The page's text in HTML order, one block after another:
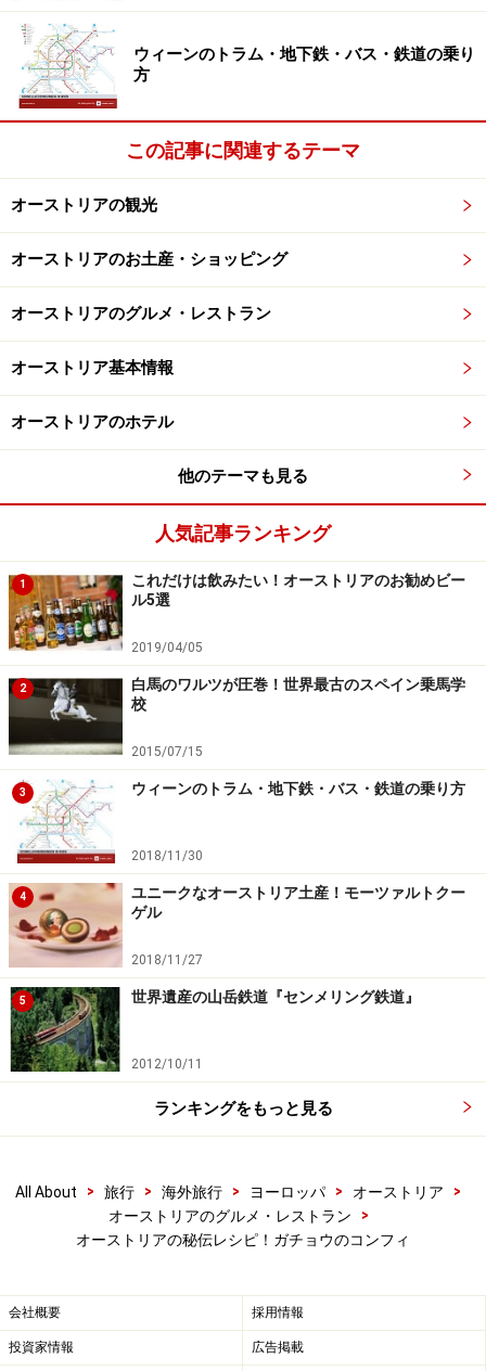
このディッシュは七面鳥やカモ肉でも代用できるので、
クリスマスの時期にぜひ試して頂きたいレシピの一つで
す。仕込みに一晩、調理時間が8時間と、長丁場に感じ
られるものの、要は味付けをしてオーブンに入れるだけ
しです！
トラン
※記事内容は執筆時点のものです。最新の内容をご確認くださ
い。
※海外を訪れる際には最新情報の入手に努め、「外務省 海外安全
ホームページ」を確認するなど、安全確保に十分注意を払ってく
ださい。
1/2 次のページへ
ウィーンのトラム・地下鉄・バス・鉄道の乗り
方
この記事に関連するテーマ
オーストリアの観光
オーストリアのお土産・ショッピング
オーストリアのグルメ・レストラン
オーストリア基本情報
オーストリアのホテル
他のテーマも見る
人気記事ランキング
1
これだけは飲みたい！オーストリアのお勧めビー
ル5選
2019/04/05
2
白馬のワルツが圧巻！世界最古のスペイン乗馬学
校
2015/07/15
3 ウィーンのトラム・地下鉄・バス・鉄道の乗り方
2018/11/30
4
ユニークなオーストリア土産！モーツァルトクー
ゲル
2018/11/27
5 世界遺産の山岳鉄道『センメリング鉄道』
2012/10/11
ランキングをもっと見る
All About > 旅行 > 海外旅行 > ヨーロッパ > オーストリア
>
オーストリアのグルメ・レストラン
>
オーストリアの秘伝レシピ！ガチョウのコンフィ
会社概要 採用情報
投資家情報 広告掲載